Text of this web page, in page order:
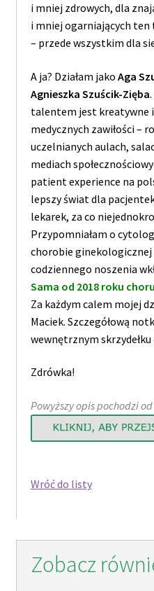
i mniej zdrowych, dla
i mniej ogarniających
– przede wszystkim dla
A ja? Działam jako Aga
Agnieszka Szuścik-Zięba
talentem jest kreatywne i
medycznych zawiłości –
uczelnianych aulach,
mediach
patient experience na
lepszy świat dla
lekarek, za co
Przypomniałam o
chorobie ginekologicznej
codziennego noszenia
Sama od 2018 roku
Za każdym calem mojej
Maciek. Szczegółową
wewnętrznym skrzydełku
Zdrówka!
Powyższy opis pochodzi
Wróć do listy
Zobacz